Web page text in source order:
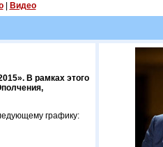
| Видео
В рамках этого
графику: